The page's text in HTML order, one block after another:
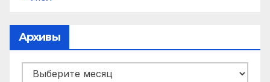
Архивы
Архивы